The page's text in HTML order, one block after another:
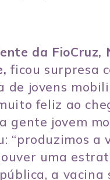
da FioCruz,
ficou surpresa
de jovens
feliz ao
gente jovem
“produzimos a
uma
a vacina